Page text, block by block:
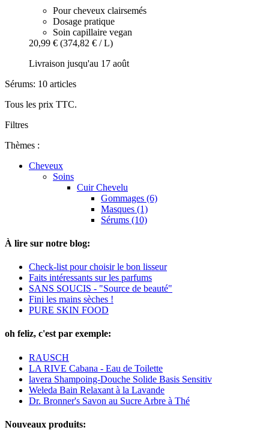
Pour cheveux clairsemés
Dosage pratique
Soin capillaire vegan
20,99 € (374,82 € / L)
Livraison jusqu'au 17 août
Sérums: 10 articles
Tous les prix TTC.
Filtres
Thèmes :
Cheveux
Soins
Cuir Chevelu
Gommages (6)
Masques (1)
Sérums (10)
À lire sur notre blog:
Check-list pour choisir le bon lisseur
Faits intéressants sur les parfums
SANS SOUCIS - "Source de beauté"
Fini les mains sèches !
PURE SKIN FOOD
oh feliz, c'est par exemple:
RAUSCH
LA RIVE Cabana - Eau de Toilette
lavera Shampoing-Douche Solide Basis Sensitiv
Weleda Bain Relaxant à la Lavande
Dr. Bronner's Savon au Sucre Arbre à Thé
Nouveaux produits: